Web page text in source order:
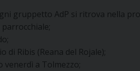
gruppetto AdP si ritrova nella
di Ribis (Reana del Rojale);
venerdì a Tolmezzo;